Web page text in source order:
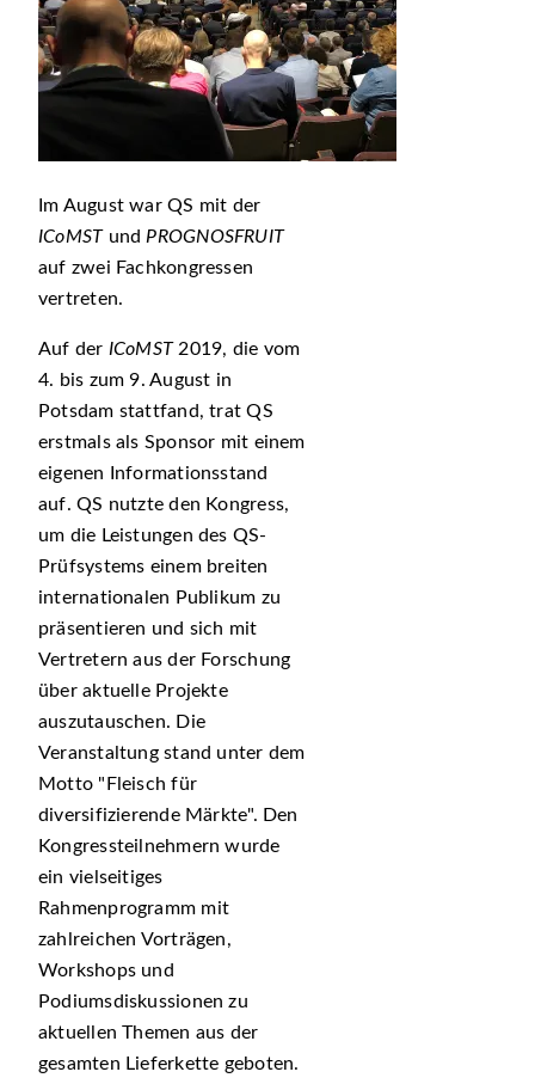
Im August war QS mit der
ICoMSTund PROGNOSFRUIT
auf zwei Fachkongressen
vertreten.
Auf der ICoMST2019, die vom
4. bis zum 9. August in
Potsdam stattfand, trat QS
erstmals als Sponsor mit einem
eigenen Informationsstand
auf. QS nutzte den Kongress,
um die Leistungen des QS-
Prüfsystems einem breiten
internationalen Publikum zu
präsentieren und sich mit
Vertretern aus der Forschung
über aktuelle Projekte
auszutauschen. Die
Veranstaltung stand unter dem
Motto
Fleisch für
diversifizierende Märkte . Den
Kongressteilnehmern wurde
ein vielseitiges
Rahmenprogramm mit
zahlreichen Vorträgen,
Workshops und
Podiumsdiskussionen zu
aktuellen Themen aus der
gesamten Lieferkette geboten.